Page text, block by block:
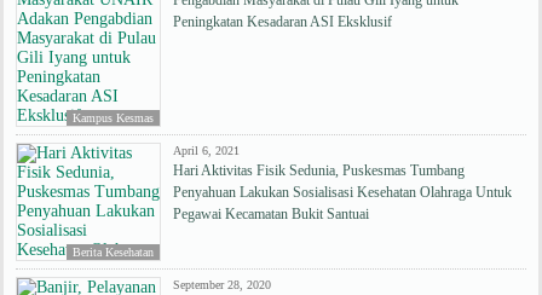
Kampus Kesmas
Peningkatan Kesadaran ASI Eksklusif
Berita Kesehatan
April 6, 2021
Hari Aktivitas Fisik Sedunia, Puskesmas Tumbang
Penyahuan Lakukan Sosialisasi Kesehatan Olahraga Untuk
Pegawai Kecamatan Bukit Santuai
September 28, 2020